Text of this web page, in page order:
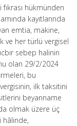
hükmünden
kayıtlarında
emtia, makine,
ve her türlü vergisel
sebep halinin
olan 29/2/2024
bu
ilk taksitini
beyanname
olmak üzere üç